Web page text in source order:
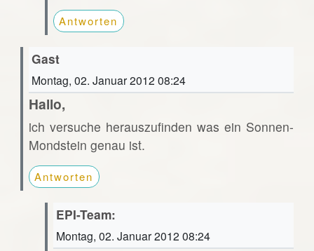
Antworten
Gast
Montag, 02. Januar 2012 08:24
Hallo,
ich versuche herauszufinden was ein Sonnen-
Mondstein genau ist.
Antworten
EPI-Team:
Montag, 02. Januar 2012 08:24